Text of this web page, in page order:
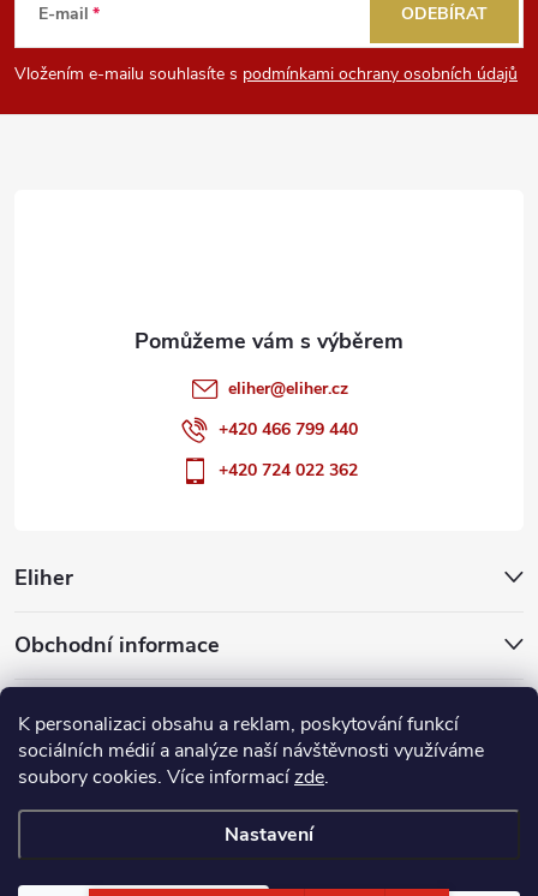
K personalizaci obsahu a reklam, poskytování funkcí
sociálních médií a analýze naší návštěvnosti využíváme
soubory cookies. Více informacízde.
Nastavení
p
E-mail
Vložením e-mailu souhlasíte s podmínkami ochrany osobních údajů
ODEBÍRAT
Eliher
Obchodní informace
Partnerské weby
eliher@eliher.cz
+420 466 799 440
+420 724 022 362
cookies